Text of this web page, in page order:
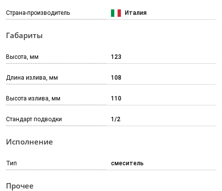
Страна-производитель Италия
Габариты
Высота, мм 123
Длина излива, мм 108
Высота излива, мм 110
Стандарт подводки 1/2
Исполнение
Тип смеситель
Прочее